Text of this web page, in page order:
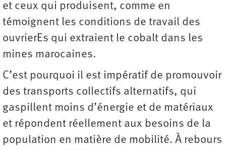
et ceux qui produisent, comme en
témoignent les conditions de travail des
ouvrierEs qui extraient le cobalt dans les
mines marocaines.
C’est pourquoi il est impératif de promouvoir
des transports collectifs alternatifs, qui
gaspillent moins d’énergie et de matériaux
et répondent réellement aux besoins de la
population en matière de mobilité. À rebours